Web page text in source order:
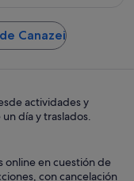
Canazei
actividades y
día y traslados.
online en cuestión de
con cancelación